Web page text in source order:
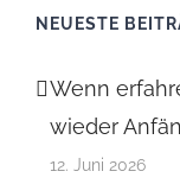
NEUESTE
Wenn
wieder
12. Juni 2026